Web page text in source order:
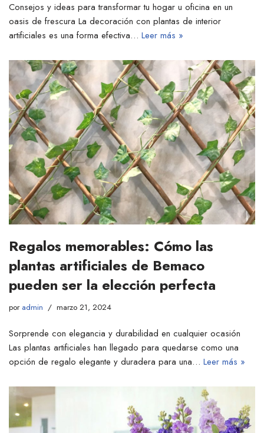
Consejos y ideas para transformar tu hogar u oficina en un
oasis de frescura La decoración con plantas de interior
artificiales es una forma efectiva… Leer más »
Regalos memorables: Cómo las
plantas artificiales de Bemaco
pueden ser la elección perfecta
por admin marzo 21, 2024
Sorprende con elegancia y durabilidad en cualquier ocasión
Las plantas artificiales han llegado para quedarse como una
opción de regalo elegante y duradera para una… Leer más »